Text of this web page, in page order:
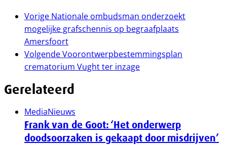
Vorige Nationale ombudsman onderzoekt
mogelijke grafschennis op begraafplaats
Amersfoort
VolgendeVoorontwerpbestemmingsplan
crematorium Vught ter inzage
Gerelateerd
MediaNieuws
Frank van de Goot: ‘Het onderwerp
doodsoorzaken is gekaapt door misdrijven’